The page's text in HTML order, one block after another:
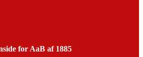
for AaB af 1885